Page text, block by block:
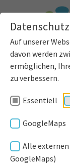
Auf unserer
davon werden
ermöglichen,
zu verbessern.
Essentiell
GoogleMaps
Alle externen
GoogleMaps)
Aktuell
ES
MONAT